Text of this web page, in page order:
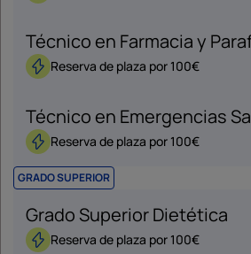
Técnico en Farmacia y
Reserva de plaza por 100€
Técnico en Emergencias
Reserva de plaza por 100€
GRADO SUPERIOR
Grado Superior Dietética
Reserva de plaza por 100€